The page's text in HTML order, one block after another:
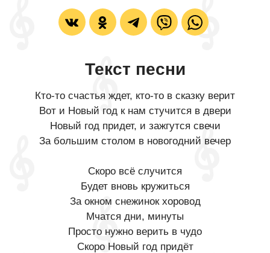
Текст песни
Кто-то счастья ждет, кто-то в сказку верит
Вот и Новый год к нам стучится в двери
Новый год придет, и зажгутся свечи
За большим столом в новогодний вечер
Скоро всё случится
Будет вновь кружиться
За окном снежинок хоровод
Мчатся дни, минуты
Просто нужно верить в чудо
Скоро Новый год придёт